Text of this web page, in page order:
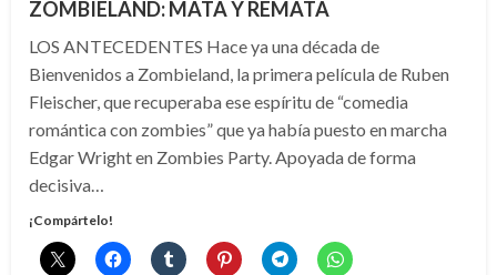
ZOMBIELAND: MATA Y REMATA
LOS ANTECEDENTES Hace ya una década de
Bienvenidos a Zombieland, la primera película de Ruben
Fleischer, que recuperaba ese espíritu de “comedia
romántica con zombies” que ya había puesto en marcha
Edgar Wright en Zombies Party. Apoyada de forma
decisiva…
¡Compártelo!